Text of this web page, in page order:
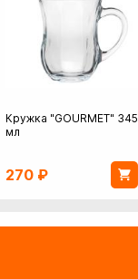
Кружка "GOURMET" 345
мл
270 ₽